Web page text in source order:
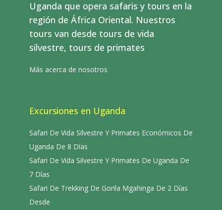
Uganda que opera safaris y tours en la
región de África Oriental. Nuestros
tours van desde tours de vida
silvestre, tours de primates
Más acerca de nosotros
Excursiones en Uganda
Safari De Vida Silvestre Y Primates Económicos De
Uganda De 8 Días
Safari De Vida Silvestre Y Primates De Uganda De
7 Días
Safari De Trekking De Gorila Mgahinga De 2 Días
Desde